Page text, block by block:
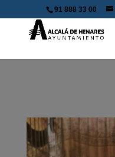
91 888 33 00